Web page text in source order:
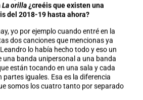
La orilla¿creéis que existen una
del 2018-19 hasta ahora?
yo por ejemplo cuando entré en la
dos canciones que mencionas ya
lo había hecho todo y eso un
una banda unipersonal a una banda
están tocando en una sala y cada
partes iguales. Esa es la diferencia
somos los cuatro tanto por separado